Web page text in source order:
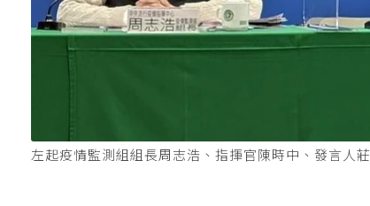
左起疫情監測組組長周志浩、指揮官陳時中、發言人